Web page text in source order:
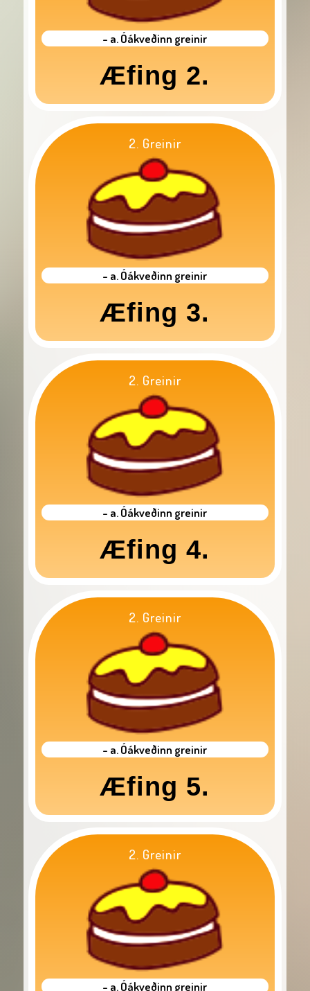
- a. Óákveðinn greinir
Æfing 2.
2. Greinir
- a. Óákveðinn greinir
Æfing 3.
2. Greinir
- a. Óákveðinn greinir
Æfing 4.
2. Greinir
- a. Óákveðinn greinir
Æfing 5.
2. Greinir
- a. Óákveðinn greinir